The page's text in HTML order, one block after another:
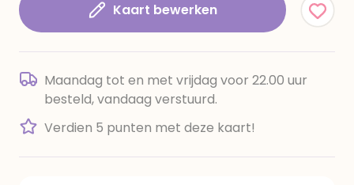
Kaart bewerken
Maandag tot en met vrijdag voor 22.00 uur
besteld, vandaag verstuurd.
Verdien 5 punten met deze kaart!